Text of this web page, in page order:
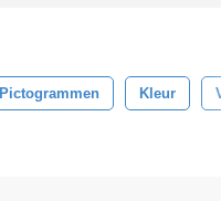
Pictogrammen Kleur